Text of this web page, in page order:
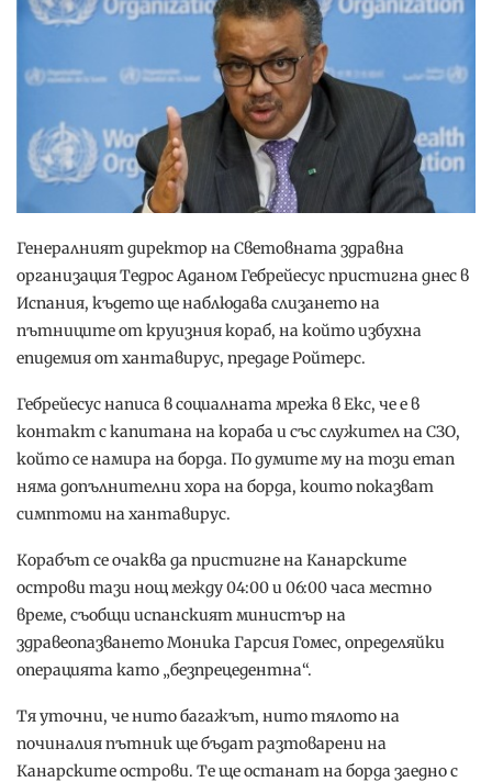
Генералният директор на Световната здравна
организация Тедрос Аданом Гебрейесус пристигна днес в
Испания, където ще наблюдава слизането на
пътниците от круизния кораб, на който избухна
епидемия от хантавирус, предаде Ройтерс.
Гебрейесус написа в социалната мрежа в Екс, че е в
контакт с капитана на кораба и със служител на СЗО,
който се намира на борда. По думите му на този етап
няма допълнителни хора на борда, които показват
симптоми на хантавирус.
Корабът се очаква да пристигне на Канарските
острови тази нощ между 04:00 и 06:00 часа местно
време, съобщи испанският министър на
здравеопазването Моника Гарсия Гомес, определяйки
операцията като „безпрецедентна“.
Тя уточни, че нито багажът, нито тялото на
починалия пътник ще бъдат разтоварени на
Канарските острови. Те ще останат на борда заедно с